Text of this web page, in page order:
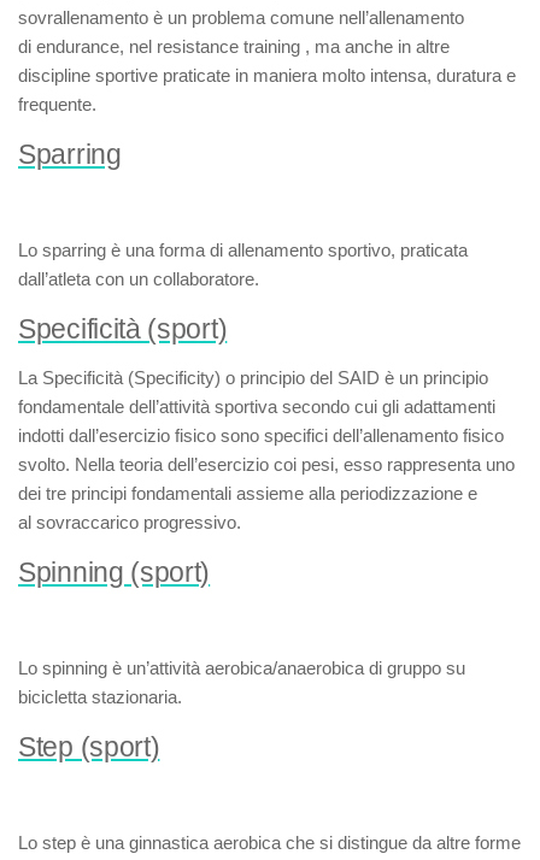
sovrallenamento è un problema comune nell’allenamento
di endurance, nel resistance training , ma anche in altre
discipline sportive praticate in maniera molto intensa, duratura e
frequente.
Sparring
Lo sparring è una forma di allenamento sportivo, praticata
dall’atleta con un collaboratore.
Specificità (sport)
La Specificità (Specificity) o principio del SAID è un principio
fondamentale dell’attività sportiva secondo cui gli adattamenti
indotti dall’esercizio fisico sono specifici dell’allenamento fisico
svolto. Nella teoria dell’esercizio coi pesi, esso rappresenta uno
dei tre principi fondamentali assieme alla periodizzazione e
al sovraccarico progressivo.
Spinning (sport)
Lo spinning è un’attività aerobica/anaerobica di gruppo su
bicicletta stazionaria.
Step (sport)
Lo step è una ginnastica aerobica che si distingue da altre forme